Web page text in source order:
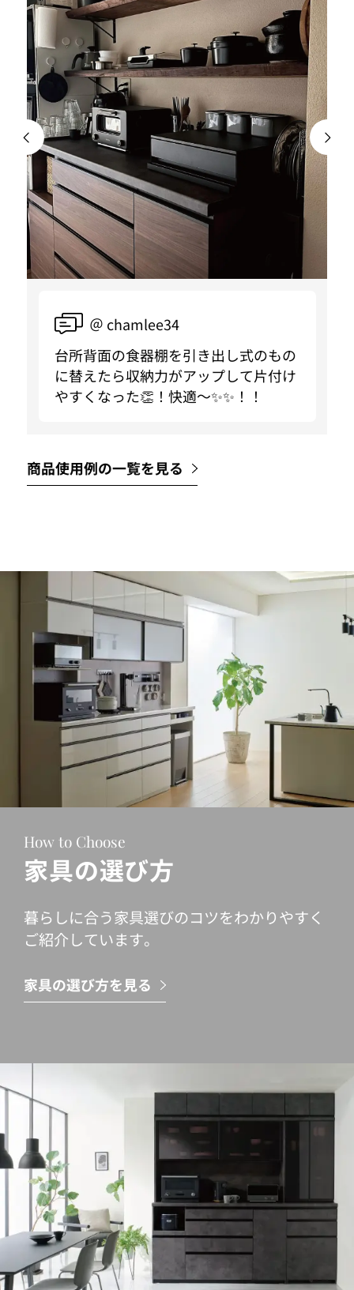
＠ chamlee34
台所背面の食器棚を引き出し式のもの
に替えたら収納力がアップして片付け
やすくなった👏！快適〜✨✨！！
商品使用例の一覧を見る
How to Choose
家具の選び方
暮らしに合う家具選びのコツをわかりやすく
ご紹介しています。
家具の選び方を見る